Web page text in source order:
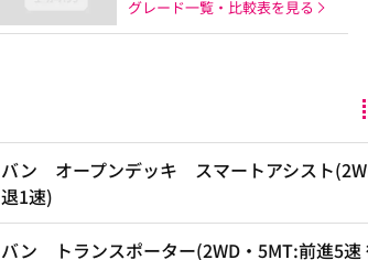
グレード一覧・比較表を見る
バン オープンデッキ スマートアシスト
退1速)
バン トランスポーター(2WD・5MT:前進5速